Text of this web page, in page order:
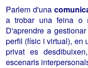
Parlem d'una
a trobar una feina o
D'aprendre a
perfil (físic i virtual), en
privat es
escenaris